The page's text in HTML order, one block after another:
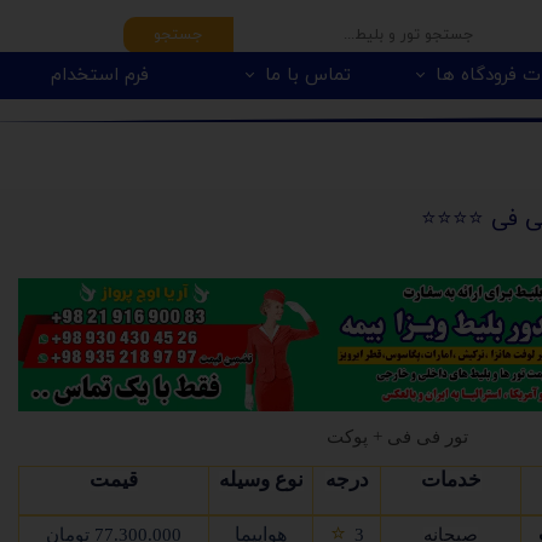
فرودگاه ها تماس با ما فرم استخدام
جستجو
فی ⭐️⭐️⭐️⭐️
تور فی فی + پوکت
خدمات درجه نوع وسیله قیمت
صبحانه 3
⭐ هواپیما 77.300.000 تومان